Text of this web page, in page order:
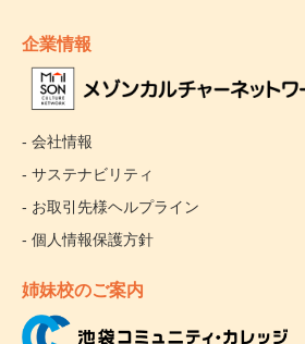
企業情報
- 会社情報
- サステナビリティ
- お取引先様ヘルプライン
- 個人情報保護方針
姉妹校のご案内